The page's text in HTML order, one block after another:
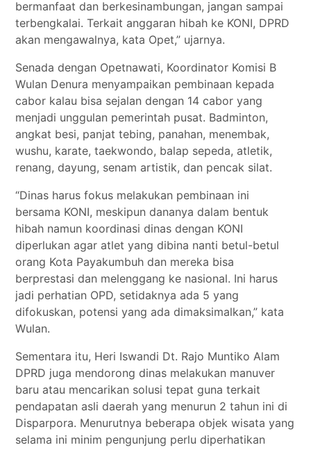
bermanfaat dan berkesinambungan, jangan sampai
terbengkalai. Terkait anggaran hibah ke KONI, DPRD
akan mengawalnya, kata Opet,” ujarnya.
Senada dengan Opetnawati, Koordinator Komisi B
Wulan Denura menyampaikan pembinaan kepada
cabor kalau bisa sejalan dengan 14 cabor yang
menjadi unggulan pemerintah pusat. Badminton,
angkat besi, panjat tebing, panahan, menembak,
wushu, karate, taekwondo, balap sepeda, atletik,
renang, dayung, senam artistik, dan pencak silat.
“Dinas harus fokus melakukan pembinaan ini
bersama KONI, meskipun dananya dalam bentuk
hibah namun koordinasi dinas dengan KONI
diperlukan agar atlet yang dibina nanti betul-betul
orang Kota Payakumbuh dan mereka bisa
berprestasi dan melenggang ke nasional. Ini harus
jadi perhatian OPD, setidaknya ada 5 yang
difokuskan, potensi yang ada dimaksimalkan,” kata
Wulan.
Sementara itu, Heri Iswandi Dt. Rajo Muntiko Alam
DPRD juga mendorong dinas melakukan manuver
baru atau mencarikan solusi tepat guna terkait
pendapatan asli daerah yang menurun 2 tahun ini di
Disparpora. Menurutnya beberapa objek wisata yang
selama ini minim pengunjung perlu diperhatikan